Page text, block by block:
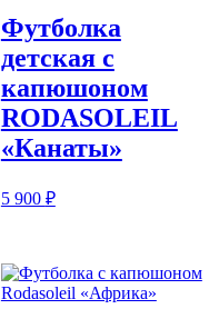
Футболка
детская с
капюшоном
RODASOLEIL
«Канаты»
5 900 ₽